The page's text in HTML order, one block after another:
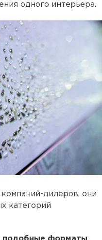
одного интерьера.
дилеров, они
категорий